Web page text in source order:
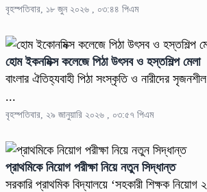
বৃহস্পতিবার, ১৮ জুন ২০২৬ , ০৩:৪৪ পিএম
হোম ইকনমিক্স কলেজে পিঠা উৎসব ও হস্তশিল্প মেলা
বাংলার ঐতিহ্যবাহী পিঠা সংস্কৃতি ও নারীদের
...
বৃহস্পতিবার, ২৯ জানুয়ারি ২০২৬ , ০৩:৫৭ পিএম
প্রাথমিকে নিয়োগ পরীক্ষা নিয়ে নতুন সিদ্ধান্ত
সরকারি প্রাথমিক বিদ্যালয়ে ‘সহকারী শিক্ষক